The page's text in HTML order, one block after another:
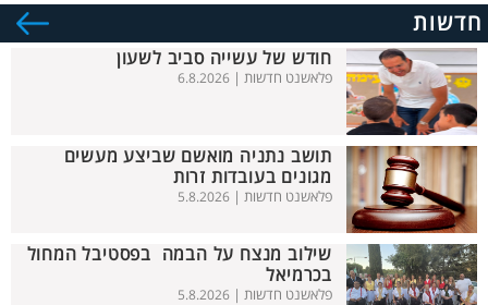
חדשות
חודש של עשייה סביב לשעון
פלאשנט חדשות | 6.8.2026
תושב נתניה מואשם שביצע מעשים
מגונים בעובדות זרות
פלאשנט חדשות | 5.8.2026
שילוב מנצח על הבמה בפסטיבל המחול
בכרמיאל
פלאשנט חדשות | 5.8.2026